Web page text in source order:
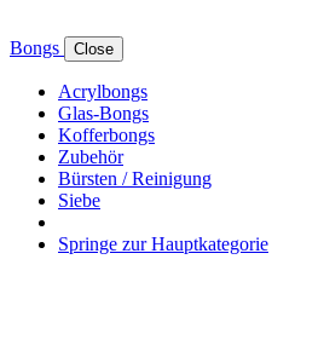
Bongs Close
Acrylbongs
Glas-Bongs
Kofferbongs
Zubehör
Bürsten / Reinigung
Siebe
Springe zur Hauptkategorie